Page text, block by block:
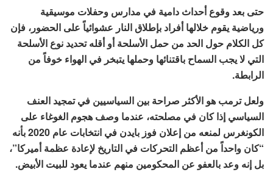
حتى بعد وقوع أحداث دامية في مدارس وحفلات موسيقية
ورياضية يقوم خلالها أفراد بإطلاق النار عشوائياً على الحضور، فإن
كل الكلام حول الحد من حمل الأسلحة أو أقله تحديد نوع الأسلحة
التي لا يجب السماح باقتنائها وحملها يتبخر في الهواء خوفاً من
الرابطة.
ولعل ترمب هو الأكثر صراحة بين السياسيين في تمجيد العنف
السياسي إذا كان في مصلحته، عندما وصف هجوم الغوغاء على
الكونغرس لمنعه من إعلان فوز بايدن في انتخابات عام 2020 بأنه
“كان واحداً من أعظم التحركات في التاريخ لإعادة عظمة أميركا”،
بل إنه وعد بالعفو عن المحكومين منهم عندما يعود للبيت الأبيض.